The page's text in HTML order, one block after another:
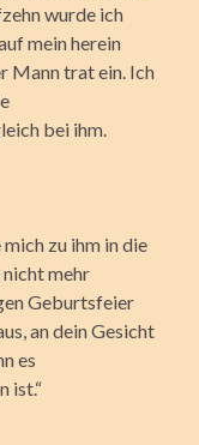
wurde ich
mein herein
Mann trat ein. Ich
bei ihm.
zu ihm in die
nicht mehr
Geburtsfeier
an dein Gesicht
es
ist.“